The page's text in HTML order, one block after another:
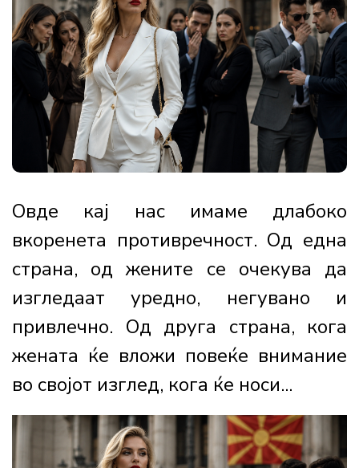
Овде кај нас имаме длабоко
вкоренета противречност. Од една
страна, од жените се очекува да
изгледаат уредно, негувано и
привлечно. Од друга страна, кога
жената ќе вложи повеќе внимание
во својот изглед, кога ќе носи...